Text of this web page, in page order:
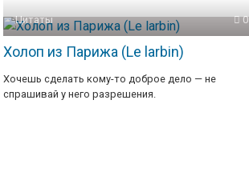
Цитаты 0
Холоп из Парижа (Le larbin)
Хочешь сделать кому-то доброе дело — не
спрашивай у него разрешения.